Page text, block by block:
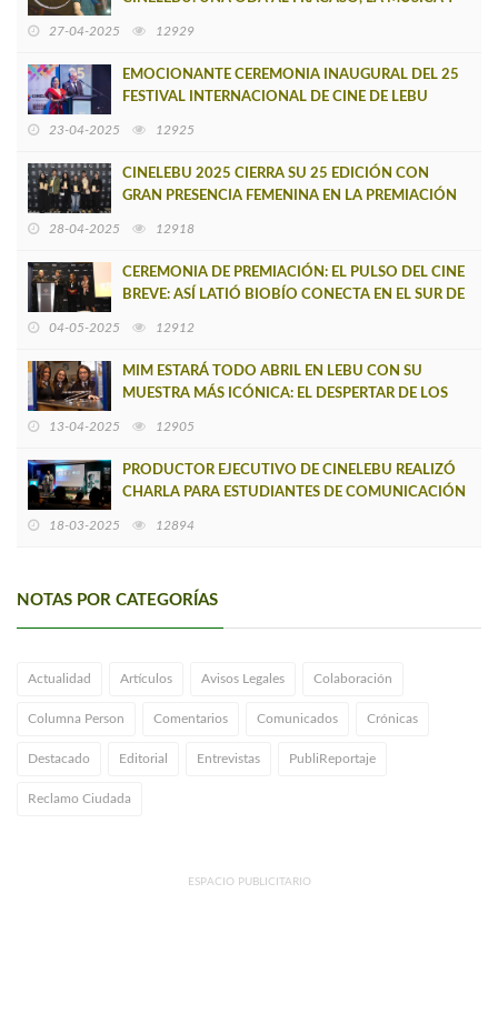
27-04-2025 12929
EMOCIONANTE CEREMONIA INAUGURAL DEL 25
FESTIVAL INTERNACIONAL DE CINE DE LEBU
23-04-2025 12925
CINELEBU 2025 CIERRA SU 25 EDICIÓN CON
GRAN PRESENCIA FEMENINA EN LA PREMIACIÓN
28-04-2025 12918
CEREMONIA DE PREMIACIÓN: EL PULSO DEL CINE
BREVE: ASÍ LATIÓ BIOBÍO CONECTA EN EL SUR DE
04-05-2025 12912
MIM ESTARÁ TODO ABRIL EN LEBU CON SU
MUESTRA MÁS ICÓNICA: EL DESPERTAR DE LOS
13-04-2025 12905
PRODUCTOR EJECUTIVO DE CINELEBU REALIZÓ
CHARLA PARA ESTUDIANTES DE COMUNICACIÓN
18-03-2025 12894
NOTAS POR CATEGORÍAS
Actualidad Artículos Avisos Legales Colaboración
Columna Person Comentarios Comunicados Crónicas
Destacado Editorial Entrevistas PubliReportaje
Reclamo Ciudada
ESPACIO PUBLICITARIO